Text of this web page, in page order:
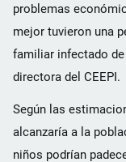
problemas
mejor tuvieron una
familiar infectado de
directora del CEEPI.
Según las
alcanzaría a la
niños podrían